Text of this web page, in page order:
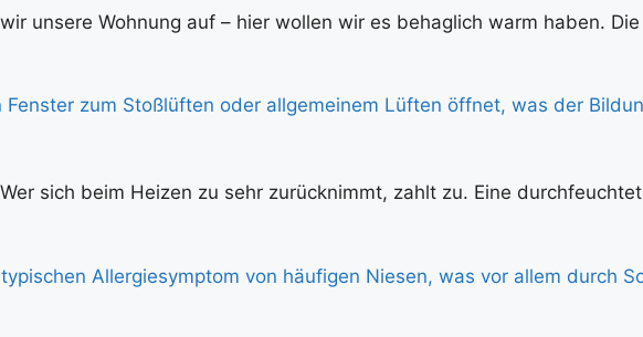
unsere Wohnung auf – hier wollen wir es behaglich warm haben.
sich beim Heizen zu sehr zurücknimmt, zahlt zu. Eine